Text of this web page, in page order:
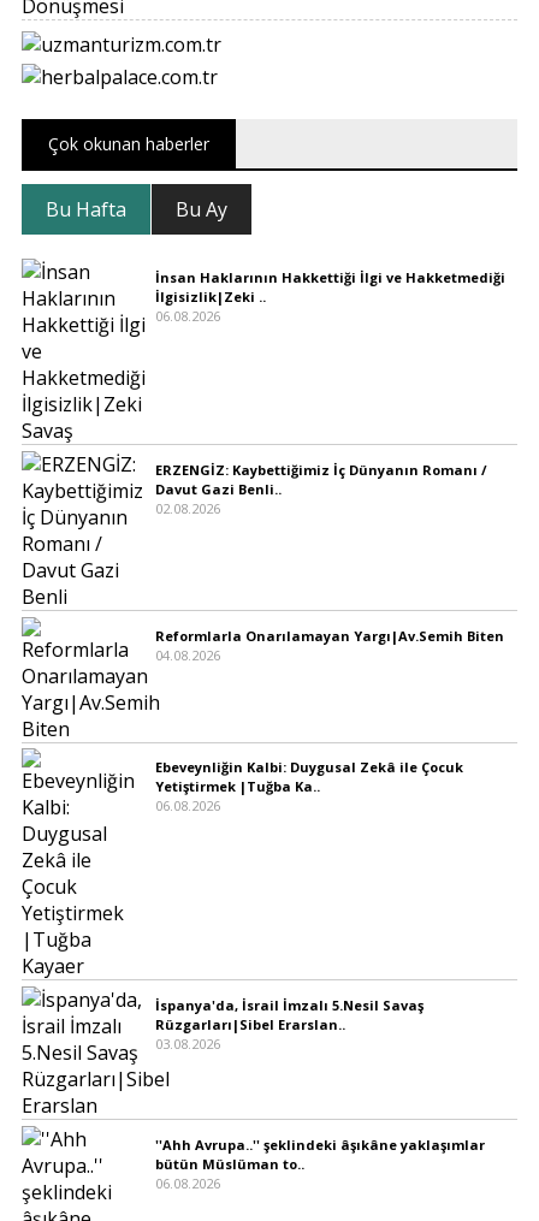
Çok okunan haberler
Bu Hafta Bu Ay
İnsan Haklarının Hakkettiği İlgi ve Hakketmediği
İlgisizlik|Zeki ..
06.08.2026
ERZENGİZ: Kaybettiğimiz İç Dünyanın Romanı /
Davut Gazi Benli..
02.08.2026
Reformlarla Onarılamayan Yargı|Av.Semih Biten
04.08.2026
Ebeveynliğin Kalbi: Duygusal Zekâ ile Çocuk
Yetiştirmek |Tuğba Ka..
06.08.2026
İspanya'da, İsrail İmzalı 5.Nesil Savaş
Rüzgarları|Sibel Erarslan..
03.08.2026
''Ahh Avrupa..'' şeklindeki âşıkâne yaklaşımlar
bütün Müslüman to..
06.08.2026